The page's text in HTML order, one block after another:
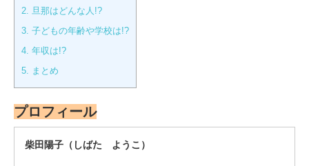
2. 旦那はどんな人!?
3. 子どもの年齢や学校は!?
4. 年収は!?
5. まとめ
プロフィール
柴田陽子（しばた ようこ）